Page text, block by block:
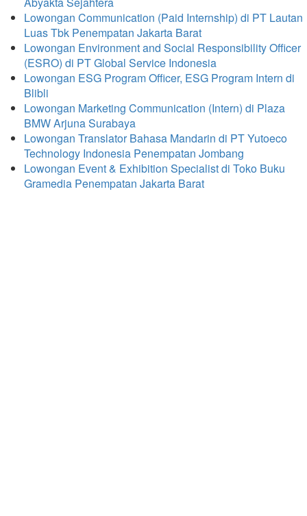
Lowongan Communication (Paid Internship) di PT Lautan
Luas Tbk Penempatan Jakarta Barat
Lowongan Environment and Social Responsibility Officer
(ESRO) di PT Global Service Indonesia
Lowongan ESG Program Officer, ESG Program Intern di
Blibli
Lowongan Marketing Communication (Intern) di Plaza
BMW Arjuna Surabaya
Lowongan Translator Bahasa Mandarin di PT Yutoeco
Technology Indonesia Penempatan Jombang
Lowongan Event & Exhibition Specialist di Toko Buku
Gramedia Penempatan Jakarta Barat